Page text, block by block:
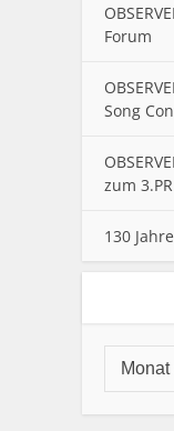
Forum
Song
zum
130